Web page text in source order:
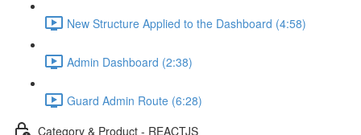
New Structure Applied to the Dashboard (4:58)
Admin Dashboard (2:38)
Guard Admin Route (6:28)
Category & Product - REACTJS